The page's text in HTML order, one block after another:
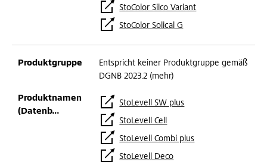
StoColor Silco Variant
StoColor Solical G
Entspricht keiner Produktgruppe gemäß
DGNB 2023.2 (mehr)
StoLevell SW plus
StoLevell Cell
StoLevell Combi plus
StoLevell Deco